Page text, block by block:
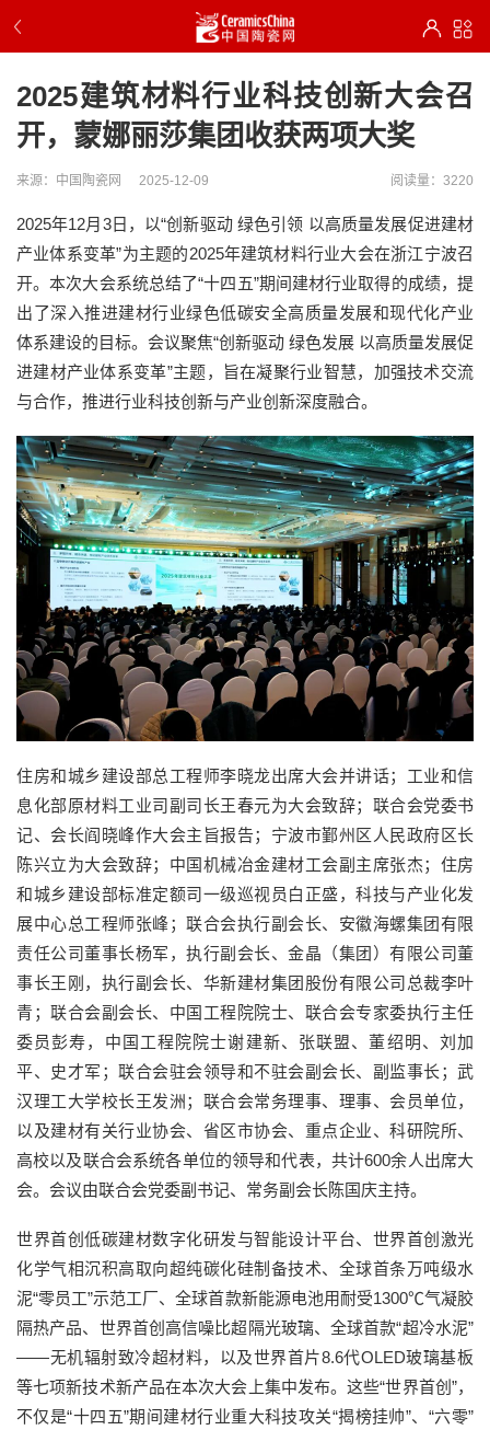
2025建筑材料行业科技创新大会召
开，蒙娜丽莎集团收获两项大奖
来源：中国陶瓷网 2025-12-09 阅读量：3220
2025年12月3日，以“创新驱动 绿色引领 以高质量发展促进建材
产业体系变革”为主题的2025年建筑材料行业大会在浙江宁波召
开。本次大会系统总结了“十四五”期间建材行业取得的成绩，提
出了深入推进建材行业绿色低碳安全高质量发展和现代化产业
体系建设的目标。会议聚焦“创新驱动 绿色发展 以高质量发展促
进建材产业体系变革”主题，旨在凝聚行业智慧，加强技术交流
与合作，推进行业科技创新与产业创新深度融合。
住房和城乡建设部总工程师李晓龙出席大会并讲话；工业和信
息化部原材料工业司副司长王春元为大会致辞；联合会党委书
记、会长阎晓峰作大会主旨报告；宁波市鄞州区人民政府区长
陈兴立为大会致辞；中国机械冶金建材工会副主席张杰；住房
和城乡建设部标准定额司一级巡视员白正盛，科技与产业化发
展中心总工程师张峰；联合会执行副会长、安徽海螺集团有限
责任公司董事长杨军，执行副会长、金晶（集团）有限公司董
事长王刚，执行副会长、华新建材集团股份有限公司总裁李叶
青；联合会副会长、中国工程院院士、联合会专家委执行主任
委员彭寿，中国工程院院士谢建新、张联盟、董绍明、刘加
平、史才军；联合会驻会领导和不驻会副会长、副监事长；武
汉理工大学校长王发洲；联合会常务理事、理事、会员单位，
以及建材有关行业协会、省区市协会、重点企业、科研院所、
高校以及联合会系统各单位的领导和代表，共计600余人出席大
会。会议由联合会党委副书记、常务副会长陈国庆主持。
世界首创低碳建材数字化研发与智能设计平台、世界首创激光
化学气相沉积高取向超纯碳化硅制备技术、全球首条万吨级水
泥“零员工”示范工厂、全球首款新能源电池用耐受1300℃气凝胶
隔热产品、世界首创高信噪比超隔光玻璃、全球首款“超冷水泥”
——无机辐射致冷超材料，以及世界首片8.6代OLED玻璃基板
等七项新技术新产品在本次大会上集中发布。这些“世界首创”，
不仅是“十四五”期间建材行业重大科技攻关“揭榜挂帅”、“六零”